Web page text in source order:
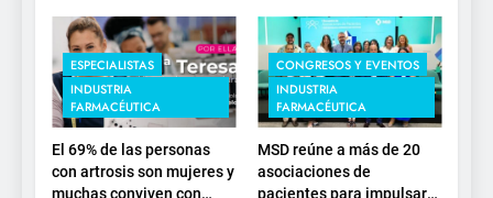
sostenibilidad, autonomía
estratégica y
modernización para el
SNS
For Rare’ para impulsar la
investigación en
enfermedades de
depósito lisosomal
ESPECIALISTAS
INDUSTRIA
FARMACÉUTICA
El 69% de las personas
con artrosis son mujeres y
muchas conviven con
CONGRESOS Y EVENTOS
INDUSTRIA
FARMACÉUTICA
MSD reúne a más de 20
asociaciones de
pacientes para impulsar